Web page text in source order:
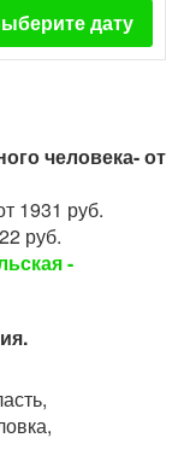
дату
человека- от
1931 руб.
руб.
-